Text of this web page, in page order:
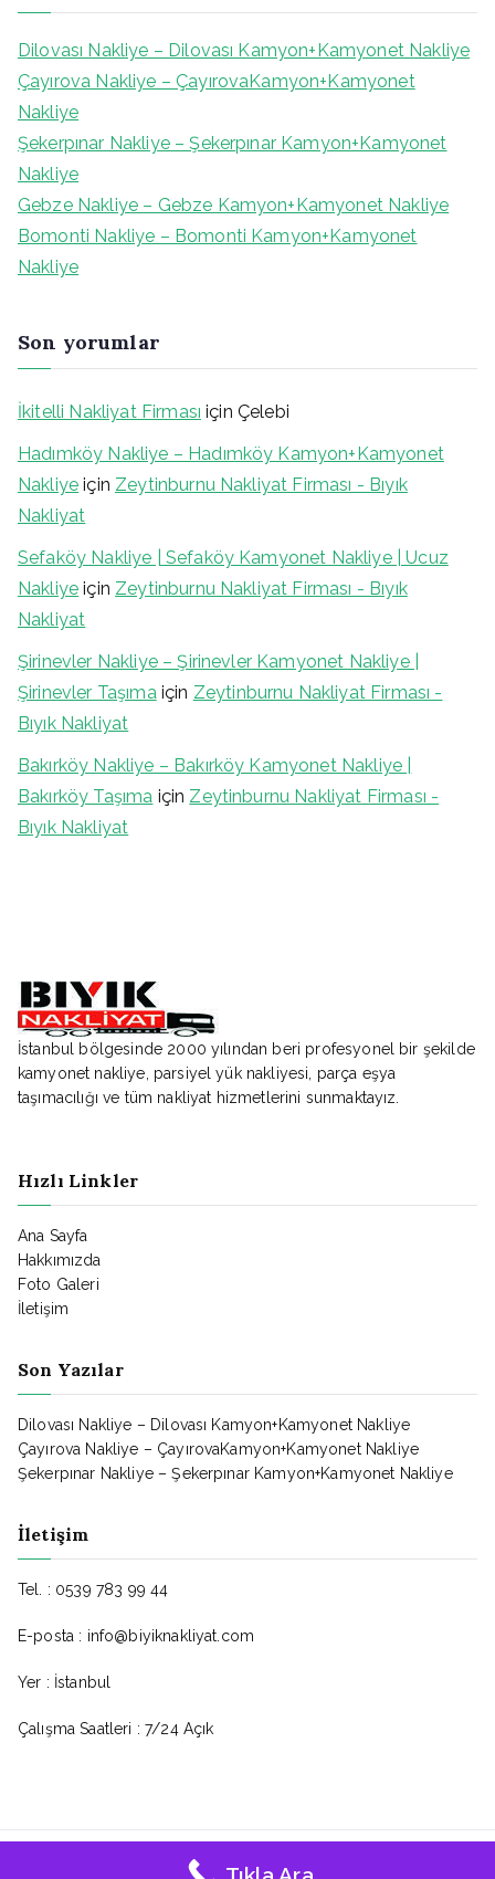
Dilovası Nakliye – Dilovası Kamyon+Kamyonet Nakliye
Çayırova Nakliye – ÇayırovaKamyon+Kamyonet
Nakliye
Şekerpınar Nakliye – Şekerpınar Kamyon+Kamyonet
Nakliye
Gebze Nakliye – Gebze Kamyon+Kamyonet Nakliye
Bomonti Nakliye – Bomonti Kamyon+Kamyonet
Nakliye
Son yorumlar
İkitelli Nakliyat Firması için Çelebi
Hadımköy Nakliye – Hadımköy Kamyon+Kamyonet
Nakliye için Zeytinburnu Nakliyat Firması - Bıyık
Nakliyat
Sefaköy Nakliye | Sefaköy Kamyonet Nakliye | Ucuz
Nakliye için Zeytinburnu Nakliyat Firması - Bıyık
Nakliyat
Şirinevler Nakliye – Şirinevler Kamyonet Nakliye |
Şirinevler Taşımaiçin Zeytinburnu Nakliyat Firması -
Bıyık Nakliyat
Bakırköy Nakliye – Bakırköy Kamyonet Nakliye |
Bakırköy Taşıma için Zeytinburnu Nakliyat Firması -
Bıyık Nakliyat
İstanbul bölgesinde 2000 yılından beri profesyonel bir şekilde
kamyonet nakliye, parsiyel yük nakliyesi, parça eşya
taşımacılığı ve tüm nakliyat hizmetlerini sunmaktayız.
Hızlı Linkler
Ana Sayfa
Hakkımızda
Foto Galeri
İletişim
Son Yazılar
Dilovası Nakliye – Dilovası Kamyon+Kamyonet Nakliye
Çayırova Nakliye – ÇayırovaKamyon+Kamyonet Nakliye
Şekerpınar Nakliye – Şekerpınar Kamyon+Kamyonet Nakliye
İletişim
Tel. : 0539 783 99 44
E-posta : info@biyiknakliyat.com
Yer : İstanbul
Çalışma Saatleri : 7/24 Açık
Bıyık Nakliyat © - Tüm Hakları Saklıdır.